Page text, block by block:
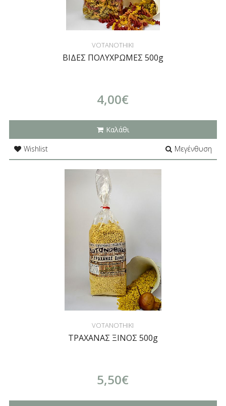
VOTANOTHIKI
ΒΙΔΕΣ ΠΟΛΥΧΡΩΜΕΣ 500g
4,00€
Καλάθι
Wishlist
Μεγένθυση
VOTANOTHIKI
ΤΡΑΧΑΝΑΣ ΞΙΝΟΣ 500g
5,50€